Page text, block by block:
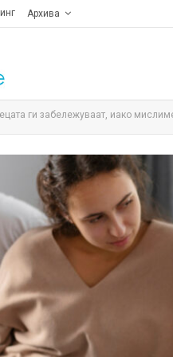
Архива
ги забележуваат, иако